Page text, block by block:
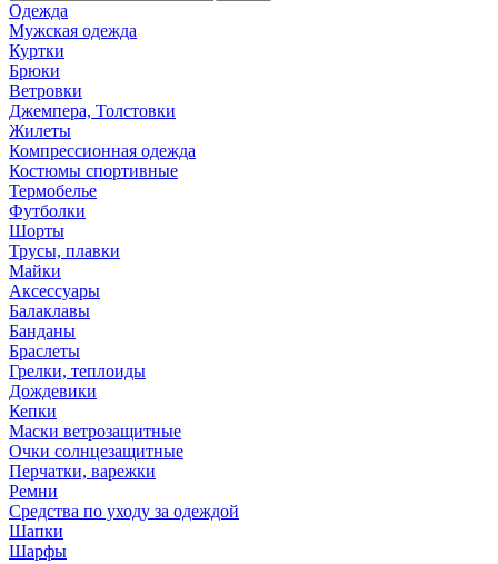
Одежда
Мужская одежда
Куртки
Брюки
Ветровки
Джемпера, Толстовки
Жилеты
Компрессионная одежда
Костюмы спортивные
Термобелье
Футболки
Шорты
Трусы, плавки
Майки
Аксессуары
Балаклавы
Банданы
Браслеты
Грелки, теплоиды
Дождевики
Кепки
Маски ветрозащитные
Очки солнцезащитные
Перчатки, варежки
Ремни
Средства по уходу за одеждой
Шапки
Шарфы